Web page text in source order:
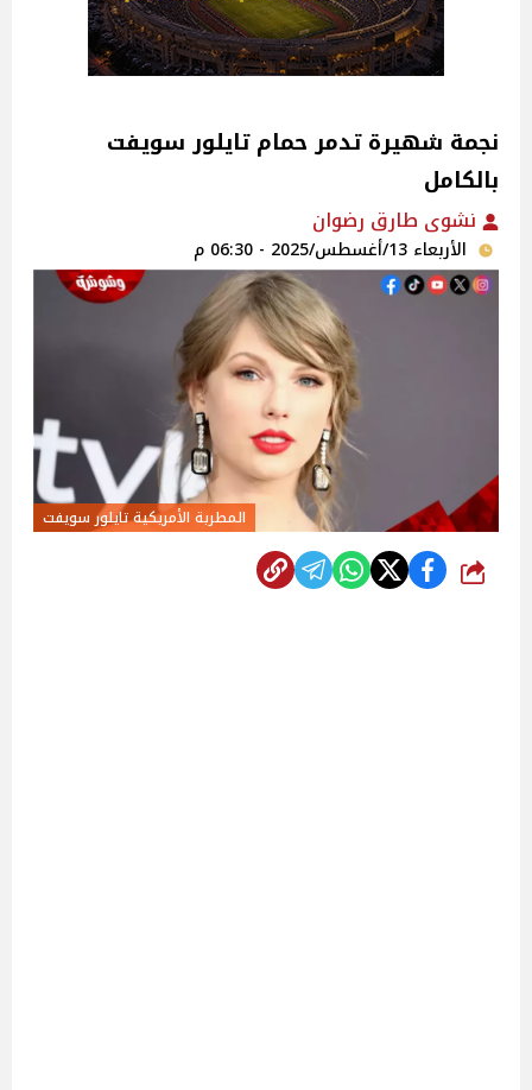
نجمة شهيرة تدمر حمام تايلور سويفت
بالكامل
نشوى طارق رضوان
الأربعاء 13/أغسطس/2025 - 06:30 م
المطربة الأمريكية تايلور سويفت
شارك